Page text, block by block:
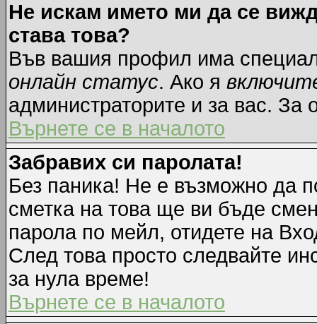
Не искам името ми да се
става това?
Във вашия профил има
онлайн статус. Ако я
администраторите и за вас. За
Върнете се в началото
Забравих си паролата!
Без паника! Не е възможно да
сметка на това ще ви бъде
парола по мейл, отидете на
След това просто следвайте
за нула време!
Върнете се в началото